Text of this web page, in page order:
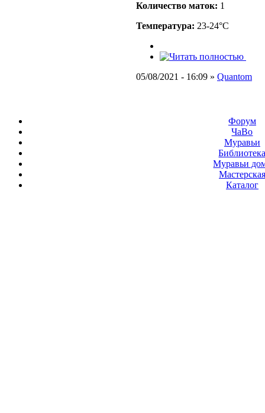
Количество маток: 1
Температура: 23-24°C
05/08/2021 - 16:09 » Quantom
Форум
ЧаВо
Муравьи
Муравьи
Мастерская
Каталог